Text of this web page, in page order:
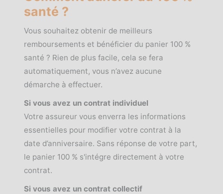
santé ?
Vous souhaitez obtenir de meilleurs
remboursements et bénéficier du panier 100 %
santé ? Rien de plus facile, cela se fera
automatiquement, vous n’avez aucune
démarche à effectuer.
Si vous avez un contrat individuel
Votre assureur vous enverra les informations
essentielles pour modifier votre contrat à la
date d’anniversaire. Sans réponse de votre part,
le panier 100 % s'intégre directement à votre
contrat.
Si vous avez un contrat collectif